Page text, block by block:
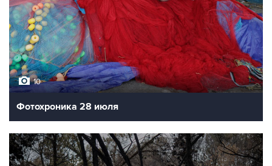
10
Фотохроника 28 июля